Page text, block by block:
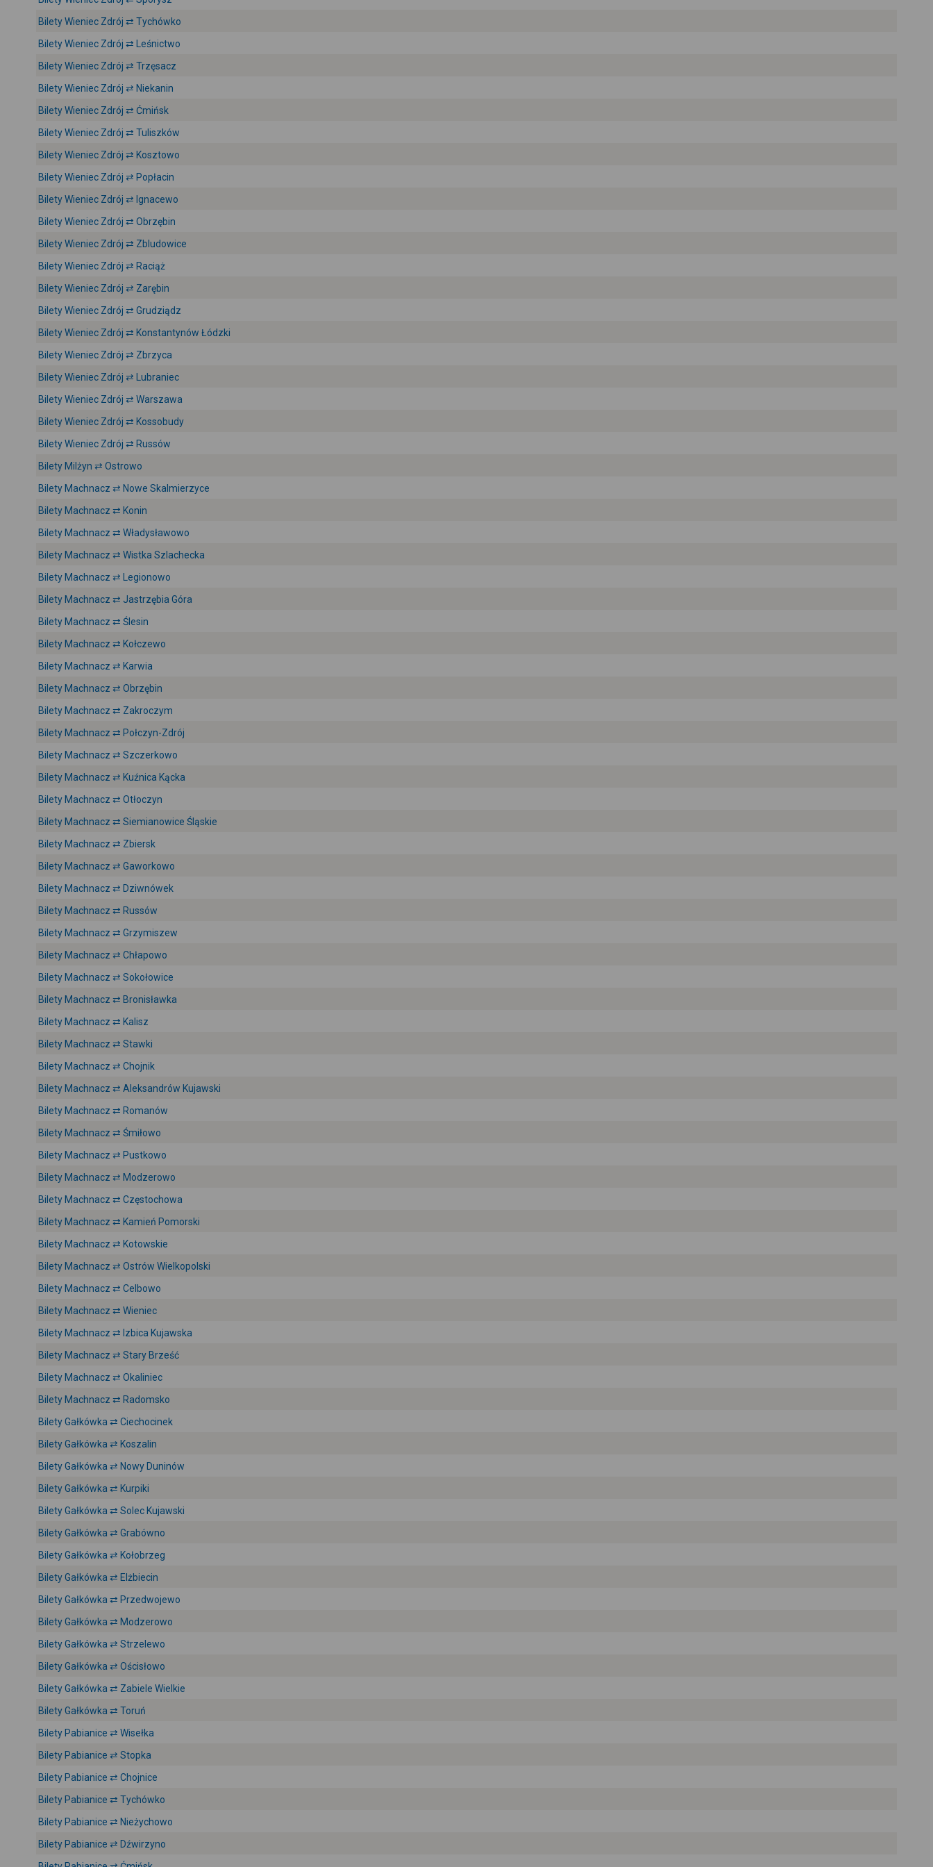
Bilety Wieniec Zdrój ⇄ Tychówko
Bilety Wieniec Zdrój ⇄ Leśnictwo
Bilety Wieniec Zdrój ⇄ Trzęsacz
Bilety Wieniec Zdrój ⇄ Niekanin
Bilety Wieniec Zdrój ⇄ Ćmińsk
Bilety Wieniec Zdrój ⇄ Tuliszków
Bilety Wieniec Zdrój ⇄ Kosztowo
Bilety Wieniec Zdrój ⇄ Popłacin
Bilety Wieniec Zdrój ⇄ Ignacewo
Bilety Wieniec Zdrój ⇄ Obrzębin
Bilety Wieniec Zdrój ⇄ Zbludowice
Bilety Wieniec Zdrój ⇄ Raciąż
Bilety Wieniec Zdrój ⇄ Zarębin
Bilety Wieniec Zdrój ⇄ Grudziądz
Bilety Wieniec Zdrój ⇄ Konstantynów Łódzki
Bilety Wieniec Zdrój ⇄ Zbrzyca
Bilety Wieniec Zdrój ⇄ Lubraniec
Bilety Wieniec Zdrój ⇄ Warszawa
Bilety Wieniec Zdrój ⇄ Kossobudy
Bilety Wieniec Zdrój ⇄ Russów
Bilety Milżyn ⇄ Ostrowo
Bilety Machnacz ⇄ Nowe Skalmierzyce
Bilety Machnacz ⇄ Konin
Bilety Machnacz ⇄ Władysławowo
Bilety Machnacz ⇄ Wistka Szlachecka
Bilety Machnacz ⇄ Legionowo
Bilety Machnacz ⇄ Jastrzębia Góra
Bilety Machnacz ⇄ Ślesin
Bilety Machnacz ⇄ Kołczewo
Bilety Machnacz ⇄ Karwia
Bilety Machnacz ⇄ Obrzębin
Bilety Machnacz ⇄ Zakroczym
Bilety Machnacz ⇄ Połczyn-Zdrój
Bilety Machnacz ⇄ Szczerkowo
Bilety Machnacz ⇄ Kuźnica Kącka
Bilety Machnacz ⇄ Otłoczyn
Bilety Machnacz ⇄ Siemianowice Śląskie
Bilety Machnacz ⇄ Zbiersk
Bilety Machnacz ⇄ Gaworkowo
Bilety Machnacz ⇄ Dziwnówek
Bilety Machnacz ⇄ Russów
Bilety Machnacz ⇄ Grzymiszew
Bilety Machnacz ⇄ Chłapowo
Bilety Machnacz ⇄ Sokołowice
Bilety Machnacz ⇄ Bronisławka
Bilety Machnacz ⇄ Kalisz
Bilety Machnacz ⇄ Stawki
Bilety Machnacz ⇄ Chojnik
Bilety Machnacz ⇄ Aleksandrów Kujawski
Bilety Machnacz ⇄ Romanów
Bilety Machnacz ⇄ Śmiłowo
Bilety Machnacz ⇄ Pustkowo
Bilety Machnacz ⇄ Modzerowo
Bilety Machnacz ⇄ Częstochowa
Bilety Machnacz ⇄ Kamień Pomorski
Bilety Machnacz ⇄ Kotowskie
Bilety Machnacz ⇄ Ostrów Wielkopolski
Bilety Machnacz ⇄ Celbowo
Bilety Machnacz ⇄ Wieniec
Bilety Machnacz ⇄ Izbica Kujawska
Bilety Machnacz ⇄ Stary Brześć
Bilety Machnacz ⇄ Okaliniec
Bilety Machnacz ⇄ Radomsko
Bilety Gałkówka ⇄ Ciechocinek
Bilety Gałkówka ⇄ Koszalin
Bilety Gałkówka ⇄ Nowy Duninów
Bilety Gałkówka ⇄ Kurpiki
Bilety Gałkówka ⇄ Solec Kujawski
Bilety Gałkówka ⇄ Grabówno
Bilety Gałkówka ⇄ Kołobrzeg
Bilety Gałkówka ⇄ Elżbiecin
Bilety Gałkówka ⇄ Przedwojewo
Bilety Gałkówka ⇄ Modzerowo
Bilety Gałkówka ⇄ Strzelewo
Bilety Gałkówka ⇄ Ościsłowo
Bilety Gałkówka ⇄ Zabiele Wielkie
Bilety Gałkówka ⇄ Toruń
Bilety Pabianice ⇄ Wisełka
Bilety Pabianice ⇄ Stopka
Bilety Pabianice ⇄ Chojnice
Bilety Pabianice ⇄ Tychówko
Bilety Pabianice ⇄ Nieżychowo
Bilety Pabianice ⇄ Dźwirzyno